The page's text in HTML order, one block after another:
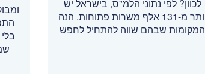
לכוון? לפי נתוני הלמ"ס, בישראל יש
יותר מ-131 אלף משרות פתוחות. הנה
המקומות שבהם שווה להתחיל לחפש